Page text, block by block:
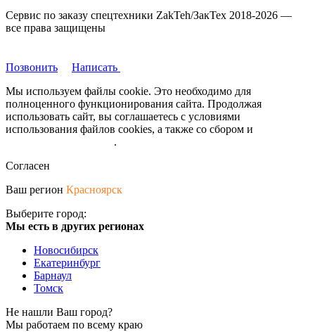
Сервис по заказу спецтехники ZakTeh/ЗакТех 2018-2026 —
все права защищены
Позвонить
Написать
Мы используем файлы cookie. Это необходимо для
полноценного функционирования сайта. Продолжая
использовать сайт, вы соглашаетесь с условиями
использования файлов cookies, а также со сбором и
.
Согласен
Ваш регион Красноярск
Выберите город:
Мы есть в других регионах
Новосибирск
Екатеринбург
Барнаул
Томск
Не нашли Ваш город?
Мы работаем по всему краю